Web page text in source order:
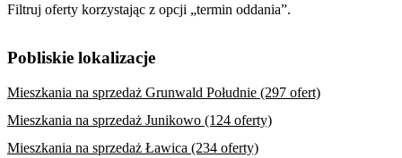
Filtruj oferty korzystając z opcji „termin oddania”.
Pobliskie lokalizacje
Mieszkania na sprzedaż Grunwald Południe (297 ofert)
Mieszkania na sprzedaż Junikowo (124 oferty)
Mieszkania na sprzedaż Ławica (234 oferty)